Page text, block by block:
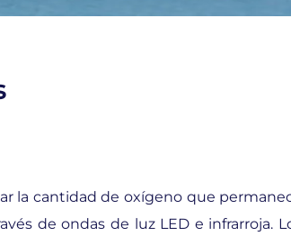
la cantidad de oxígeno que
de ondas de luz LED e infrarroja.